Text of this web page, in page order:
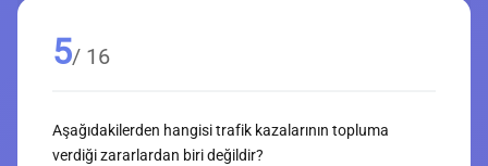
5/ 16
Aşağıdakilerden hangisi trafik kazalarının topluma
verdiği zararlardan biri değildir?